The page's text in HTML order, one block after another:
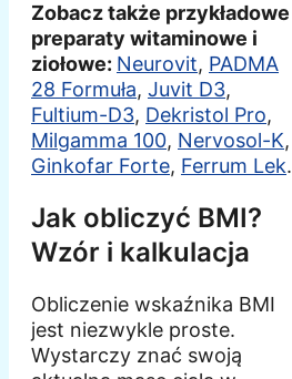
Zobacz także przykładowe
preparaty witaminowe i
ziołowe: Neurovit, PADMA
28 Formuła, Juvit D3,
Fultium-D3, Dekristol Pro,
Milgamma 100, Nervosol-K,
Ginkofar Forte, Ferrum Lek.
Jak obliczyć BMI?
Wzór i kalkulacja
Obliczenie wskaźnika BMI
jest niezwykle proste.
Wystarczy znać swoją